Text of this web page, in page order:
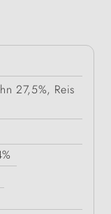
27,5%, Reis